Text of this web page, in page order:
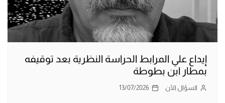
إيداع علي المرابط الحراسة النظرية بعد توقيفه
بمطار ابن بطوطة
السؤال الآن 13/07/2026